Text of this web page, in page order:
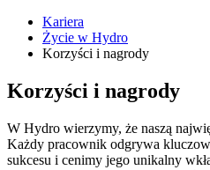
Kariera
Życie w Hydro
Korzyści i nagrody
Korzyści i nagrody
W Hydro wierzymy, że naszą
Każdy pracownik odgrywa
sukcesu i cenimy jego unikalny